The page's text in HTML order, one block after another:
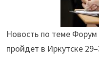
Иркутску»"
Новость по теме
пройдет в Иркутске